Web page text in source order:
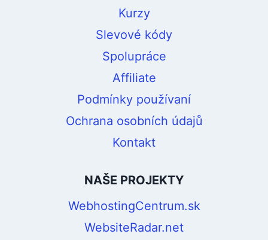
Kurzy
Slevové kódy
Spolupráce
Affiliate
Podmínky používaní
Ochrana osobních údajů
Kontakt
NAŠE PROJEKTY
WebhostingCentrum.sk
WebsiteRadar.net